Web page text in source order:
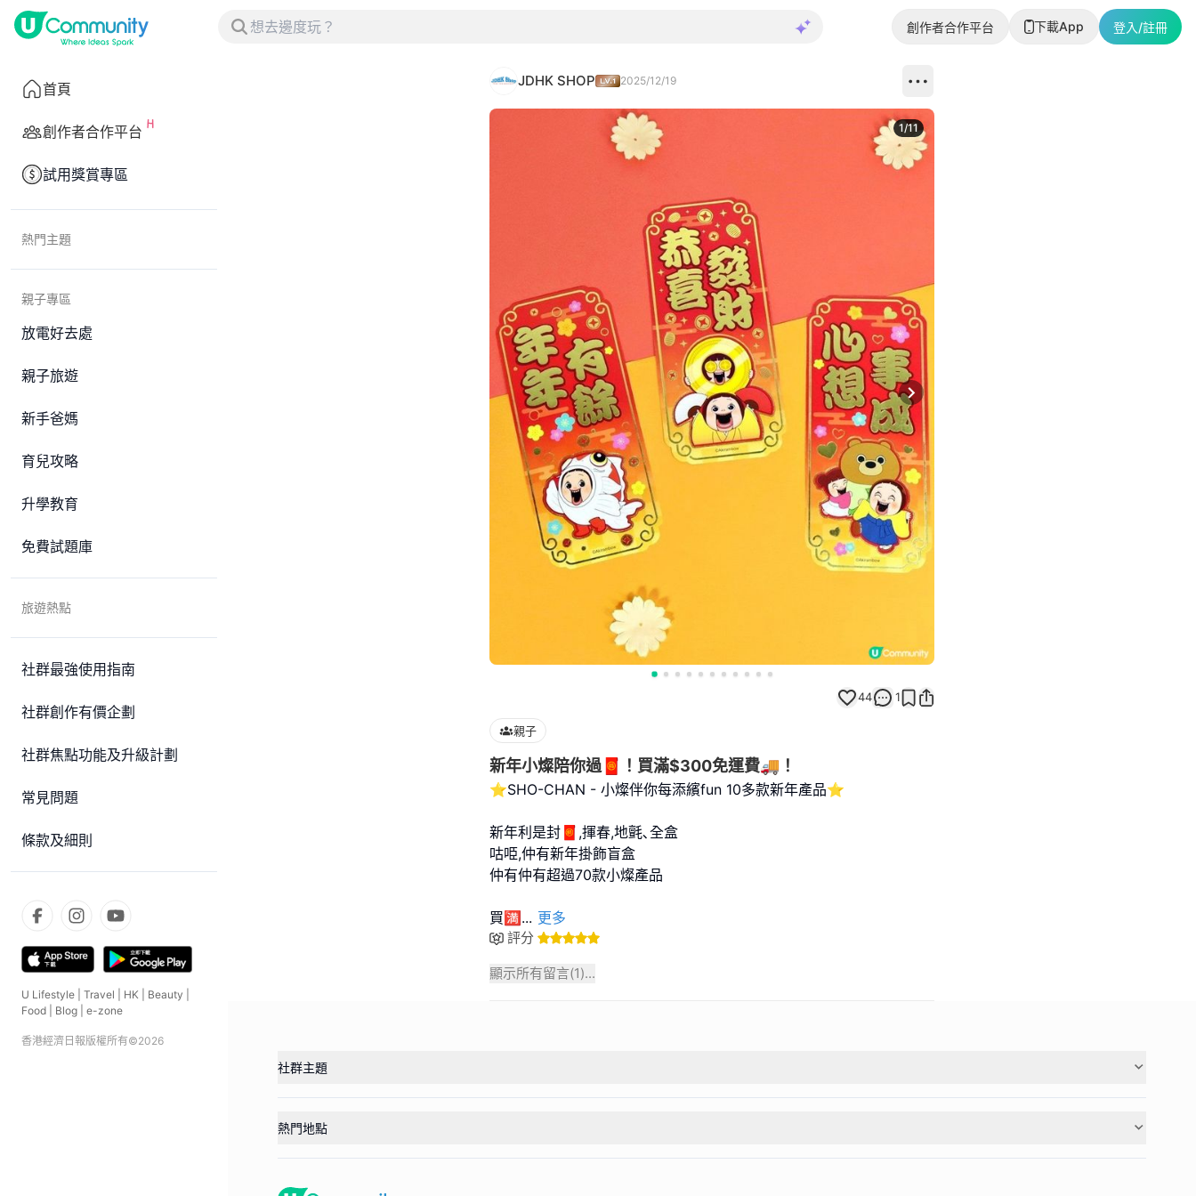
創作者合作平台 下載App 登入/註冊
首頁
創作者合作平台
試用獎賞專區
熱門主題
親子專區
放電好去處
親子旅遊
新手爸媽
育兒攻略
升學教育
免費試題庫
旅遊熱點
社群最強使用指南
社群創作有價企劃
社群焦點功能及升級計劃
常見問題
條款及細則
U Lifestyle Travel HK Beauty
Food
Blog e-zone
香港經濟日報版權所有©2026
JDHK SHOP 2025/12/19
Next slide
1/11
44 1
親子
新年小燦陪你過🧧！買滿$300免運費🚚！
⭐SHO-CHAN - 小燦伴你每添繽fun 10多款新年產品⭐
新年利是封🧧,揮春,地氈､全盒
咕𠱸,仲有新年掛飾盲盒
仲有仲有超過70款小燦產品
買🈵 ... 更多
評分
顯示所有留言(1)...
社群主題
熱門地點